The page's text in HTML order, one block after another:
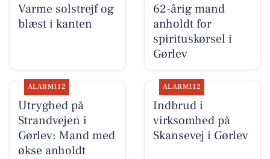
Varme solstrejf og
blæst i kanten
62-årig mand
anholdt for
spirituskørsel i
Gørlev
ALARM112
Utryghed på
Strandvejen i
Gørlev: Mand med
økse anholdt
ALARM112
Indbrud i
virksomhed på
Skansevej i Gørlev